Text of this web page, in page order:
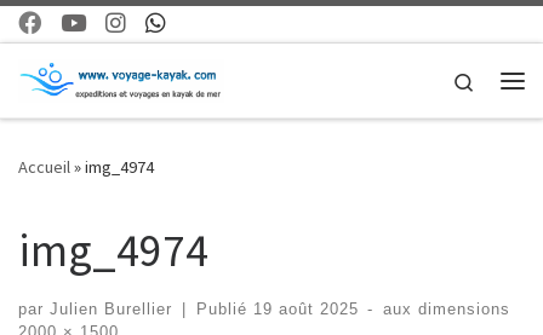
Skip to content
Search
Accueil»img_4974
img_4974
par Julien Burellier Publié 19 août 2025 -
aux dimensions